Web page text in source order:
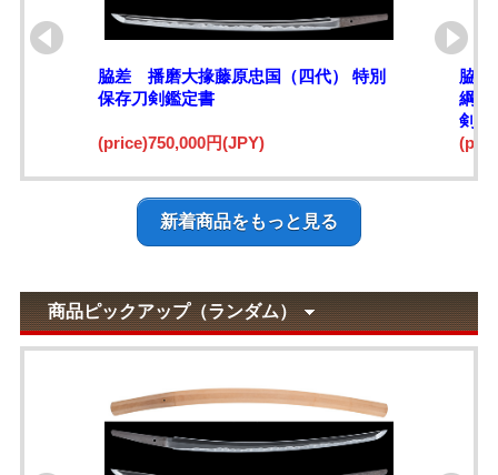
脇差 播磨大掾藤原忠国（四代） 特別
保存刀剣鑑定書
(price)750,000円(JPY)
脇
綱)
剣
新着商品をもっと見る
商品ピックアップ（ランダム）